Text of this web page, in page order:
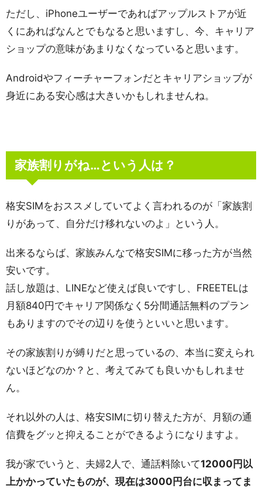
ただし、iPhoneユーザーであればアップルストアが近
くにあればなんとでもなると思いますし、今、キャリア
ショップの意味があまりなくなっていると思います。
Androidやフィーチャーフォンだとキャリアショップが
身近にある安心感は大きいかもしれませんね。
家族割りがね…という人は？
格安SIMをおススメしていてよく言われるのが「家族割
りがあって、自分だけ移れないのよ」という人。
出来るならば、家族みんなで格安SIMに移った方が当然
安いです。
話し放題は、LINEなど使えば良いですし、FREETELは
月額840円でキャリア関係なく5分間通話無料のプラン
もありますのでその辺りを使うといいと思います。
その家族割りが縛りだと思っているの、本当に変えられ
ないほどなのか？と、考えてみても良いかもしれませ
ん。
それ以外の人は、格安SIMに切り替えた方が、月額の通
信費をグッと抑えることができるようになりますよ。
我が家でいうと、夫婦2人で、通話料除いて12000円以
上かかっていたものが、現在は3000円台に収まってま